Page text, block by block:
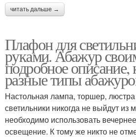
читать дальше →
Плафон для
руками. Абажур
подробное описание,
разные типы
Настольная лампа, торшер,
светильники никогда не выйдут
необходимо использовать
освещение. К тому же никто не